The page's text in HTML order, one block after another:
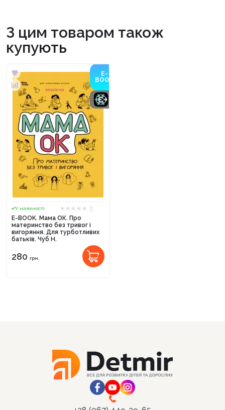
З цим товаром також
купують
E-
BOOK
У наявності
0
E-BOOK. Мама ОК. Про
материнство без тривог і
вигоряння. Для турботливих
батьків. Чуб Н.
280 грн.